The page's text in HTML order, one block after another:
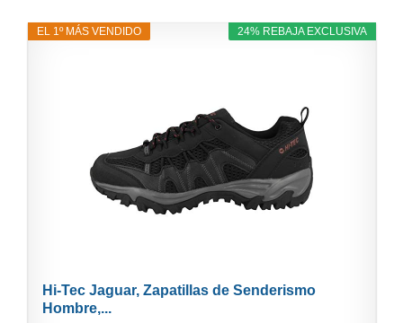
24% REBAJA EXCLUSIVA
EL 1º MÁS VENDIDO
Hi-Tec Jaguar, Zapatillas de Senderismo
Hombre,...